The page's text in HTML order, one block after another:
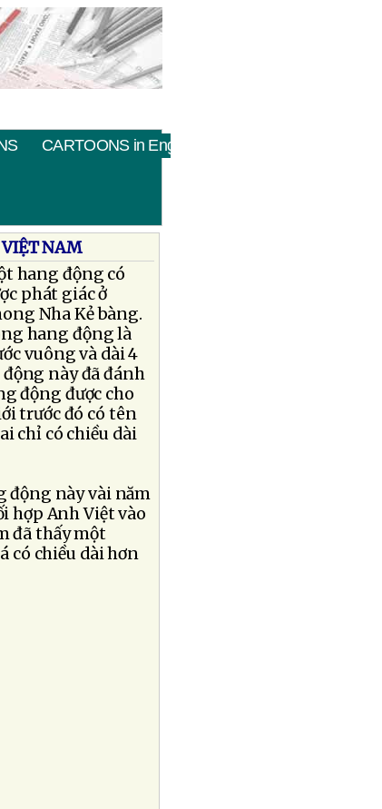
CARTOONS in English
NAM
hang động có
phát giác ở
Nha Kẻ bàng.
hang động là
vuông và dài 4
động này đã đánh
động được cho
trước đó có tên
chỉ có chiều dài
động này vài năm
hợp Anh Việt vào
đã thấy một
có chiều dài hơn